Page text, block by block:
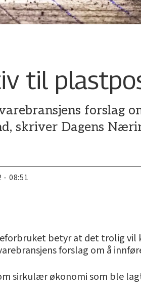
til
forslag
skriver Dagens
- 08:51
betyr at det trolig
forslag om å
sirkulær økonomi som ble